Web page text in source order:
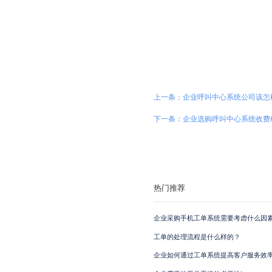
上一条：企业呼叫中心系统公司该
下一条：企业选购呼叫中心系统收
热门推荐
企业采购手机工单系统需要考虑什么因
工单的处理流程是什么样的？
企业如何通过工单系统提高客户服务效